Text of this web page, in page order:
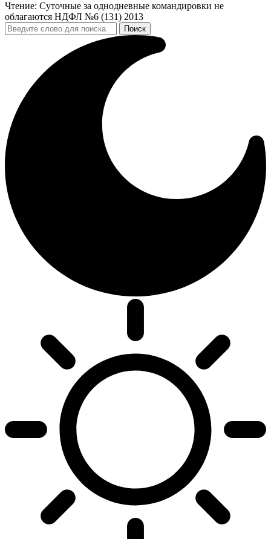
Чтение: Cуточные за однодневные командировки не
облагаются НДФЛ №6 (131) 2013